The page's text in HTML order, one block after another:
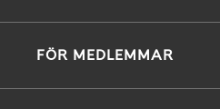
FÖR MEDLEMMAR